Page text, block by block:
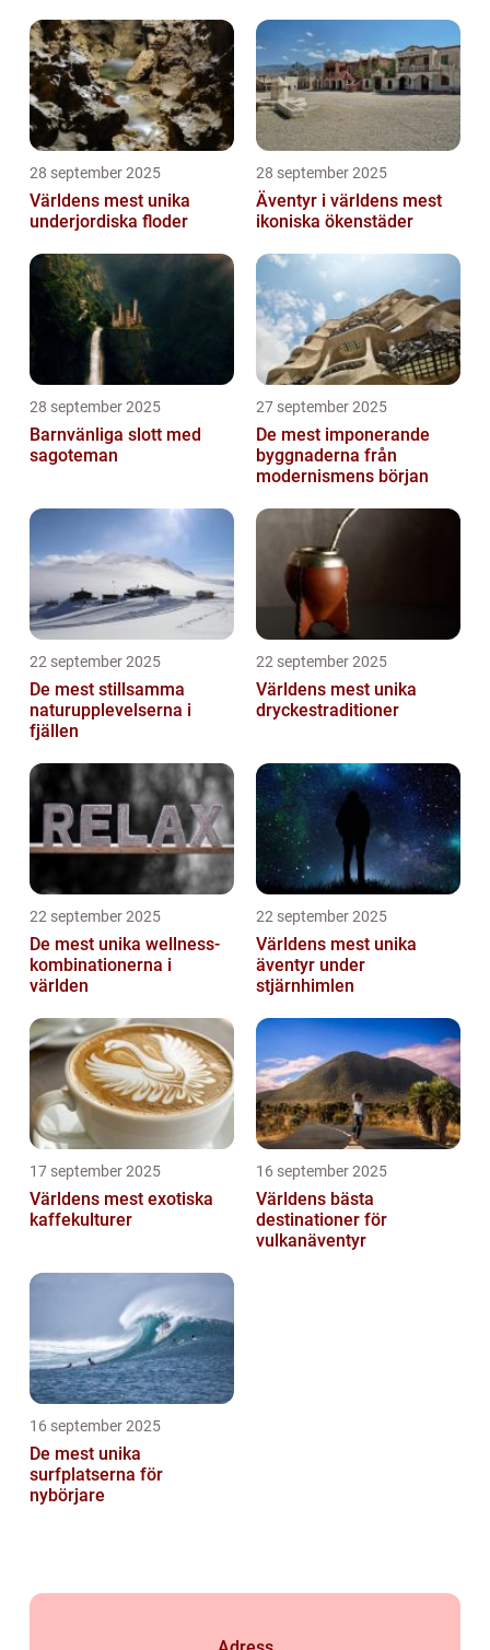
28 september 2025
Världens mest unika
underjordiska floder
28 september 2025
Äventyr i världens mest
ikoniska ökenstäder
28 september 2025
Barnvänliga slott med
sagoteman
27 september 2025
De mest imponerande
byggnaderna från
modernismens början
22 september 2025
De mest stillsamma
naturupplevelserna i
fjällen
22 september 2025
Världens mest unika
dryckestraditioner
22 september 2025
De mest unika wellness-
kombinationerna i
världen
22 september 2025
Världens mest unika
äventyr under
stjärnhimlen
17 september 2025
Världens mest exotiska
kaffekulturer
16 september 2025
Världens bästa
destinationer för
vulkanäventyr
16 september 2025
De mest unika
surfplatserna för
nybörjare